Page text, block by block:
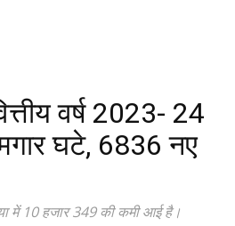
वर्ष 2023- 24
घटे, 6836 नए
में 10 हजार 349 की कमी आई है।